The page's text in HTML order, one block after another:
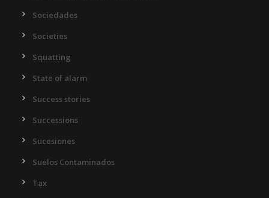
Sociedades
Societies
Squatting
State of alarm
Success stories
Successions
Sucesiones
Suelos Contaminados
Tax